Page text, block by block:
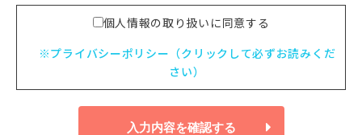
個人情報の取り扱いに同意する
※プライバシーポリシー（クリックして必ずお読みくだ
さい）
入力内容を確認する